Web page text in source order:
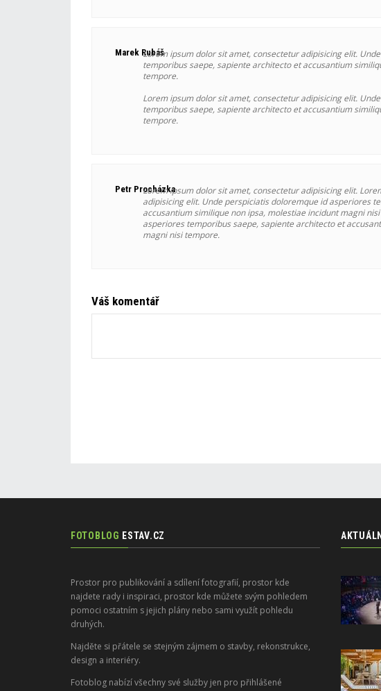
Marek RubášLorem ipsum dolor sit amet, consectetur adipisicing elit.
temporibus saepe, sapiente architecto et accusantium
tempore.
Lorem ipsum dolor sit amet, consectetur adipisicing elit.
temporibus saepe, sapiente architecto et accusantium
tempore.
Petr Procházka
Lorem ipsum dolor sit amet, consectetur adipisicing elit.
adipisicing elit. Unde perspiciatis doloremque id asperiores
accusantium similique non ipsa, molestiae incidunt magni
asperiores temporibus saepe, sapiente architecto et
magni nisi tempore.
Váš komentář
FOTOBLOG ESTAV.CZ
Prostor pro publikování a sdílení fotografií, prostor kde
najdete rady i inspiraci, prostor kde můžete svým pohledem
pomoci ostatním s jejich plány nebo sami využít pohledu
druhých.
Najděte si přátele se stejným zájmem o stavby, rekonstrukce,
design a interiéry.
Fotoblog nabízí všechny své služby jen pro přihlášené